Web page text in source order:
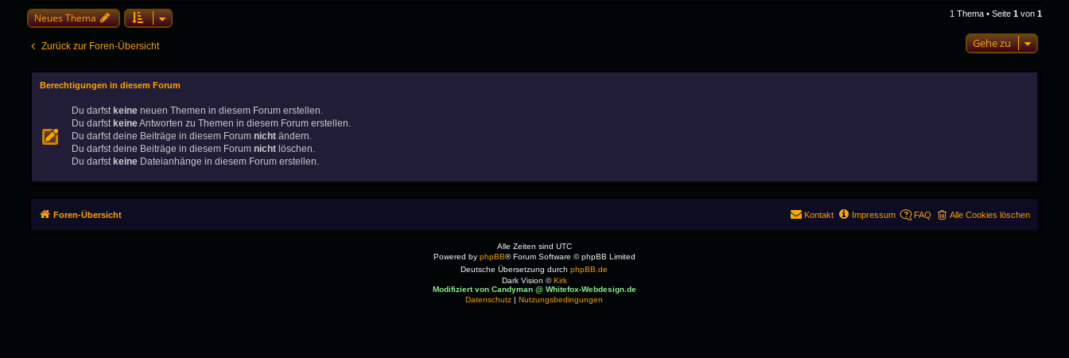
Neues Thema 1 Thema • Seite1 von1
Zurück zur Foren-Übersicht Gehe zu
Berechtigungen in diesem Forum
Du darfst keineneuen Themen in diesem Forum erstellen.
Du darfst keineAntworten zu Themen in diesem Forum erstellen.
Du darfst deine Beiträge in diesem Forum nichtändern.
Du darfst deine Beiträge in diesem Forum nichtlöschen.
Du darfst keineDateianhänge in diesem Forum erstellen.
Foren-Übersicht Alle Cookies löschen
FAQ
Impressum
Kontakt
Alle Zeiten sind UTC
Powered by phpBB® Forum Software © phpBB Limited
Deutsche Übersetzung durchphpBB.de
Dark Vision © Kirk
Modifiziert von Candyman @ Whitefox-Webdesign.de
Datenschutz
Nutzungsbedingungen